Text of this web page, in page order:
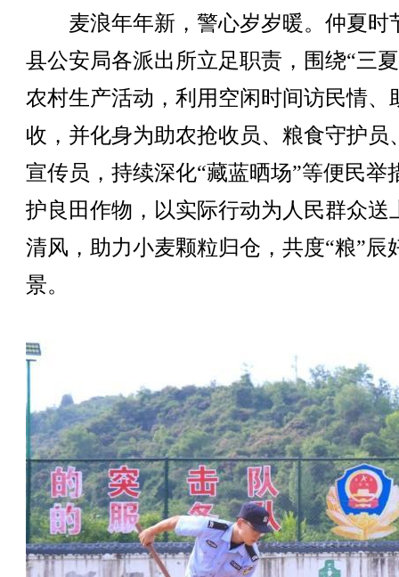
麦浪年年新，警心岁岁暖。仲夏时
县公安局各派出所立足职责，围绕“三
农村生产活动，利用空闲时间访民情、
收，并化身为助农抢收员、粮食守护员
宣传员，持续深化“藏蓝晒场”等便民举
护良田作物，以实际行动为人民群众送
清风，助力小麦颗粒归仓，共度“粮”辰
景。